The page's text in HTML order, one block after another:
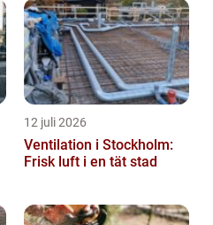
12 juli 2026
Ventilation i Stockholm:
Frisk luft i en tät stad